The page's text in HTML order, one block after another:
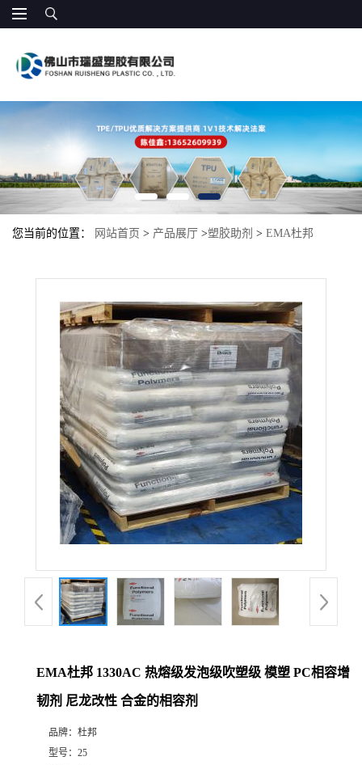
您当前的位置： 网站首页 > 产品展厅 >塑胶助剂 > EMA杜邦
EMA杜邦 1330AC 热熔级发泡级吹塑级 模塑 PC相容增
韧剂 尼龙改性 合金的相容剂
品牌： 杜邦
型号： 25